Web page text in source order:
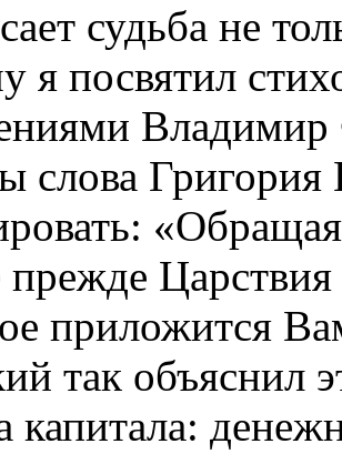
судьба не
я посвятил
слова Григория
Царствия
приложится
так объяснил
капитала: